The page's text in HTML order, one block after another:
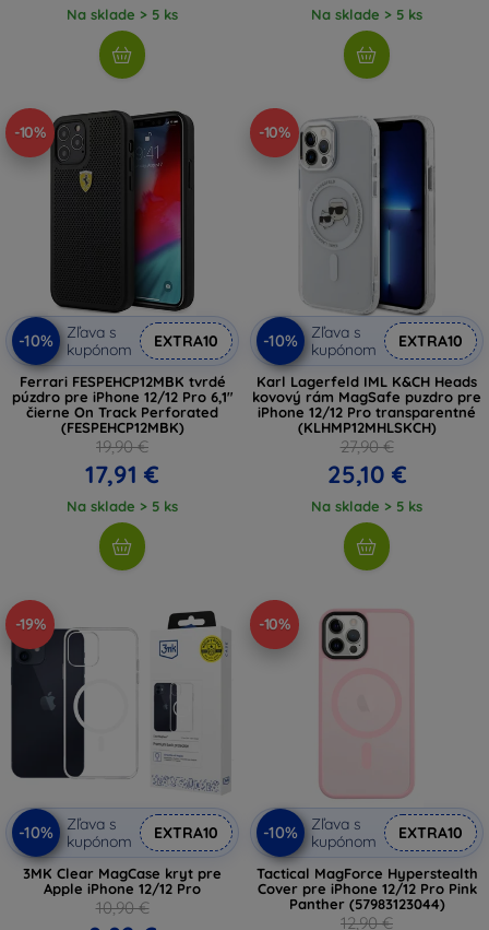
Na sklade > 5 ks Na sklade > 5 ks
-10%
-10%
Zľava s
kupónom
EXTRA10
Ferrari FESPEHCP12MBK tvrdé
púzdro pre iPhone 12/12 Pro 6,1"
čierne On Track Perforated
(FESPEHCP12MBK)
19,90 €
17,91 €
Na sklade > 5 ks
-10%
-10%
Zľava s
kupónom
EXTRA10
Karl Lagerfeld IML K&CH Heads
kovový rám MagSafe puzdro pre
iPhone 12/12 Pro transparentné
(KLHMP12MHLSKCH)
27,90 €
25,10 €
Na sklade > 5 ks
-19%
-10%
Zľava s
kupónom
EXTRA10
3MK Clear MagCase kryt pre
Apple iPhone 12/12 Pro
10,90 €
-10%
-10%
Zľava s
kupónom
EXTRA10
Tactical MagForce Hyperstealth
Cover pre iPhone 12/12 Pro Pink
Panther (57983123044)
12,90 €